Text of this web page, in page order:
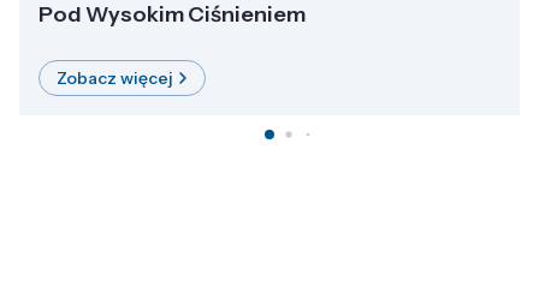
Pod Wysokim Ciśnieniem
Zobacz więcej